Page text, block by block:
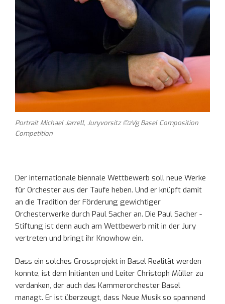
Portrait Michael Jarrell, Juryvorsitz ©zVg Basel Composition
Competition
Der internationale biennale Wettbewerb soll neue Werke
für Orchester aus der Taufe heben. Und er knüpft damit
an die Tradition der Förderung gewichtiger
Orchesterwerke durch Paul Sacher an. Die Paul Sacher -
Stiftung ist denn auch am Wettbewerb mit in der Jury
vertreten und bringt ihr Knowhow ein.
Dass ein solches Grossprojekt in Basel Realität werden
konnte, ist dem Initianten und Leiter Christoph Müller zu
verdanken, der auch das Kammerorchester Basel
managt. Er ist überzeugt, dass Neue Musik so spannend